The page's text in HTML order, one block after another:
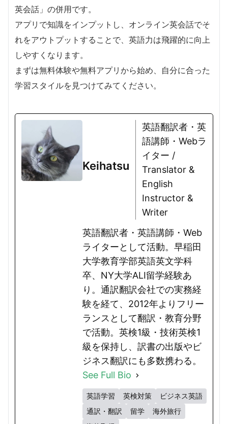
英会話」の併用です。
アプリで知識をインプットし、オンライン英会話でそ
れをアウトプットすることで、英語力は飛躍的に向上
しやすくなります。
まずは無料体験や無料アプリから始め、自分に合った
学習スタイルを見つけてみてください。
Keihatsu
英語翻訳者・英
語講師・Webラ
イター /
Translator &
English
Instructor &
Writer
英語翻訳者・英語講師・Web
ライターとして活動。早稲田
大学教育学部英語英文学科
卒、NY大学ALI留学経験あ
り。通訳翻訳会社での実務経
験を経て、2012年よりフリー
ランスとして翻訳・教育分野
で活動。英検1級・技術英検1
級を保持し、訳書の出版やビ
ジネス翻訳にも多数携わる。
See Full Bio
英語学習 英検対策
ビジネス英語
通訳・翻訳
留学
海外旅行